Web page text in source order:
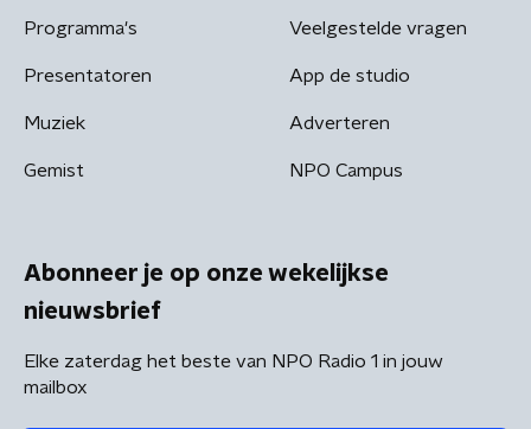
Programma's
Presentatoren
Muziek
Gemist
Veelgestelde vragen
App de studio
Adverteren
NPO Campus
Abonneer je op onze wekelijkse
nieuwsbrief
Elke zaterdag het beste van NPO Radio 1 in jouw
mailbox